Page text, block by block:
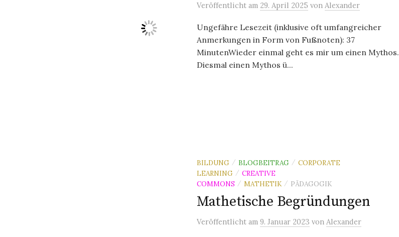
Veröffentlicht am 29. April 2025 von Alexander
Ungefähre Lesezeit (inklusive oft umfangreicher
Anmerkungen in Form von Fußnoten): 37
MinutenWieder einmal geht es mir um einen Mythos.
Diesmal einen Mythos ü...
BILDUNG / BLOGBEITRAG / CORPORATE
LEARNING / CREATIVE
COMMONS / MATHETIK / PÄDAGOGIK
Mathetische Begründungen
Veröffentlicht am 9. Januar 2023 von Alexander